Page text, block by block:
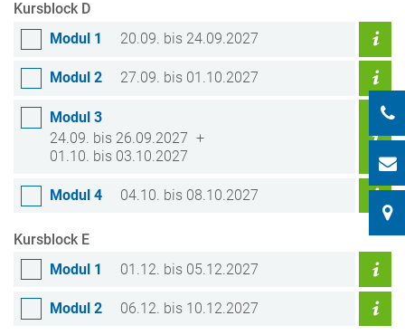
Kursblock D
Modul 1
20.09. bis 24.09.2027
Modul 2 27.09. bis 01.10.2027
Modul 3
24.09. bis 26.09.2027
01.10. bis 03.10.2027
Modul 4 04.10. bis 08.10.2027
Kursblock E
Modul 1
01.12. bis 05.12.2027
Modul 2 06.12. bis 10.12.2027